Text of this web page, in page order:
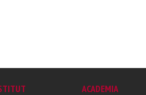
ACADEMIA